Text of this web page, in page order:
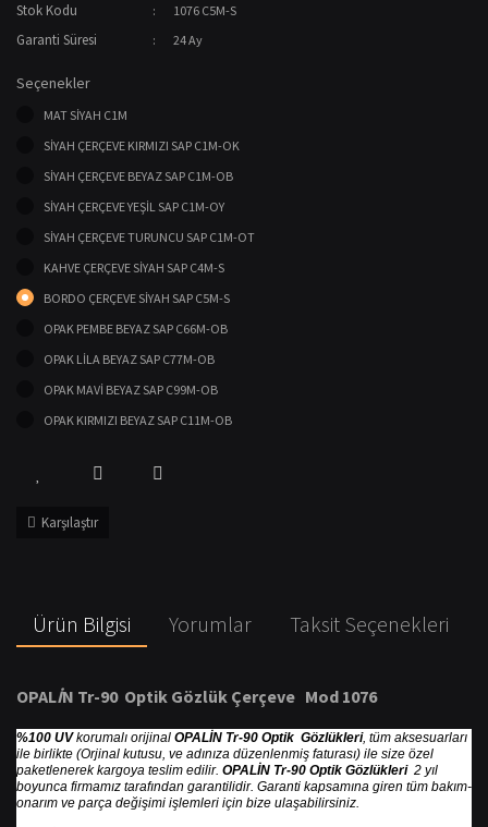
Stok Kodu
1076 C5M-S
Garanti Süresi 24 Ay
Seçenekler
MAT SİYAH C1M
SİYAH ÇERÇEVE KIRMIZI SAP C1M-OK
SİYAH ÇERÇEVE BEYAZ SAP C1M-OB
SİYAH ÇERÇEVE YEŞİL SAP C1M-OY
SİYAH ÇERÇEVE TURUNCU SAP C1M-OT
KAHVE ÇERÇEVE SİYAH SAP C4M-S
BORDO ÇERÇEVE SİYAH SAP C5M-S
OPAK PEMBE BEYAZ SAP C66M-OB
OPAK LİLA BEYAZ SAP C77M-OB
OPAK MAVİ BEYAZ SAP C99M-OB
OPAK KIRMIZI BEYAZ SAP C11M-OB
Karşılaştır
Ürün Bilgisi Yorumlar Taksit Seçenekleri
OPALİN Tr-90 Optik Gözlük Çerçeve Mod 1076
%100 UVkorumalı orijinal OPALİN Tr-90 Optik Gözlükleri, tüm aksesuarları
ile birlikte (Orjinal kutusu, ve adınıza düzenlenmiş faturası) ile size özel
paketlenerek kargoya teslim edilir. OPALİN Tr-90 Optik Gözlükleri 2 yıl
boyunca firmamız tarafından garantilidir. Garanti kapsamına giren tüm bakım-
onarım ve parça değişimi işlemleri için bize ulaşabilirsiniz.